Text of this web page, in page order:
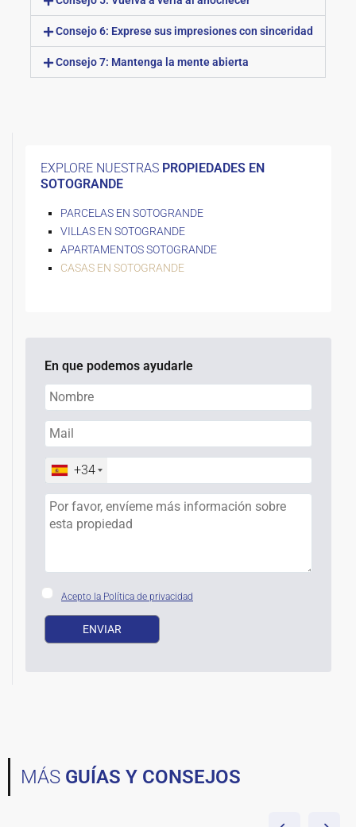
Consejo 6: Exprese sus impresiones con sinceridad
Consejo 7: Mantenga la mente abierta
EXPLORE NUESTRAS PROPIEDADES EN
SOTOGRANDE
PARCELAS EN SOTOGRANDE
VILLAS EN SOTOGRANDE
APARTAMENTOS SOTOGRANDE
CASAS EN SOTOGRANDE
En que podemos ayudarle
+34
Acepto la Política de privacidad
MÁS GUÍAS Y CONSEJOS